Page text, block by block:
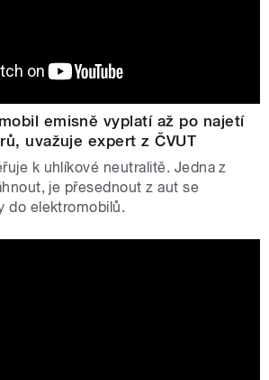
emisně vyplatí až po najetí
uvažuje expert z ČVUT
k uhlíkové neutralitě. Jedna z
je přesednout z aut se
do elektromobilů.